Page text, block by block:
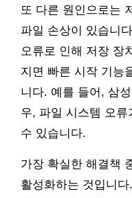
또 다른 원인으로는
파일 손상이 있습니
오류로 인해 저장 장
지면 빠른 시작 기능
니다. 예를 들어, 삼
우, 파일 시스템 오
수 있습니다.
가장 확실한 해결책
활성화하는 것입니다